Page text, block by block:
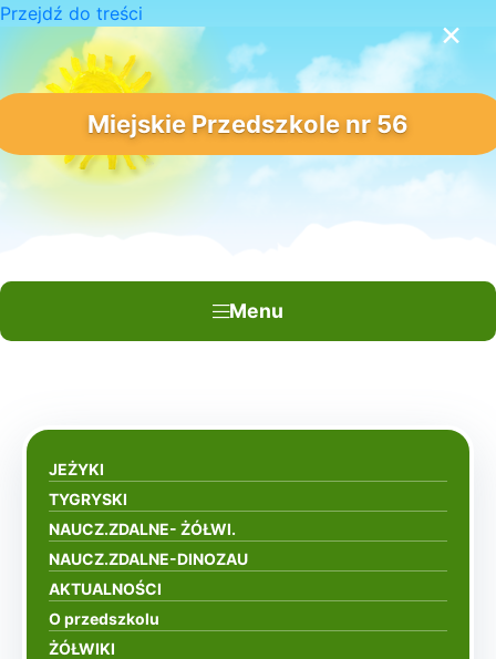
Przejdź do treści
Miejskie Przedszkole nr 56
Menu
×
JEŻYKI
TYGRYSKI
NAUCZ.ZDALNE- ŻÓŁWI.
NAUCZ.ZDALNE-DINOZAU
AKTUALNOŚCI
O przedszkolu
ŻÓŁWIKI